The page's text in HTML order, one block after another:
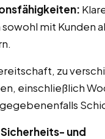
mit Kunden
zu
einschließlich
und